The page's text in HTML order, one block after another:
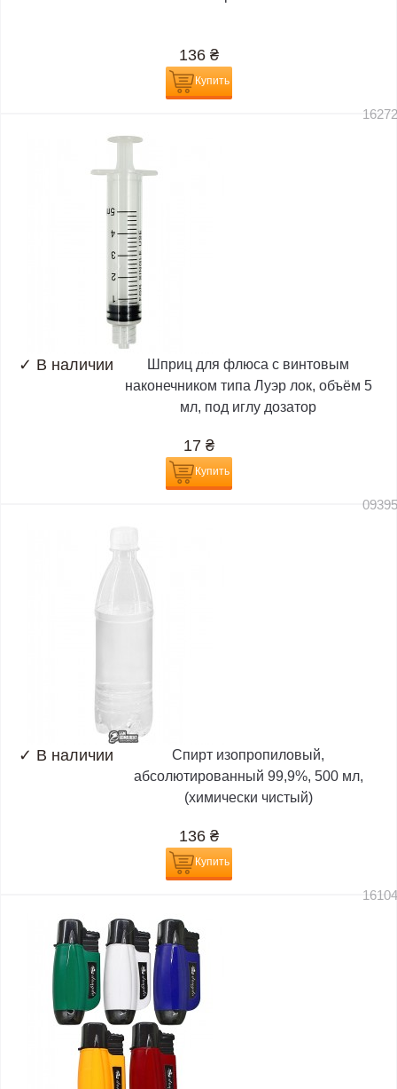
136 ₴
Купить
✓ В наличии
Шприц для флюса с винтовым
наконечником типа Луэр лок, объём 5
мл, под иглу дозатор
17 ₴
Купить
✓ В наличии
Спирт изопропиловый,
абсолютированный 99,9%, 500 мл,
(химически чистый)
136 ₴
Купить